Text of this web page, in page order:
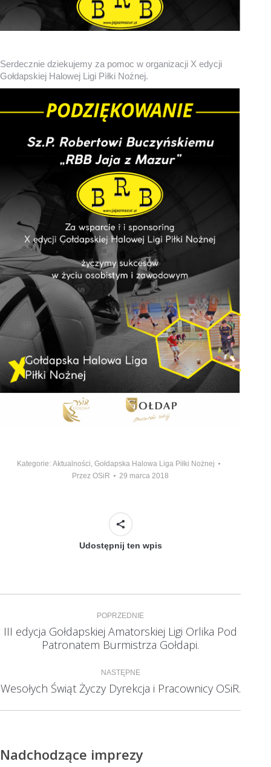
Serdecznie dziekujemy za pomoc w organizacji X edycji
Gołdapskiej Halowej Ligi Pìłki Nożnej.
Kategorie: Aktualności, Gołdapska Halowa Liga Piłki Nożnej
Przez OSiR 29 marca 2018
Udostępnij ten wpis
Nawigacja
wpisów
POPRZEDNIE
Poprzedni
wpis:
III edycja Gołdapskiej Amatorskiej Ligi Orlika Pod
Patronatem Burmistrza Gołdapi.
NASTĘPNE
Następny
Wesołych Świąt Życzy Dyrekcja i Pracownicy OSiR.
Nadchodzące imprezy